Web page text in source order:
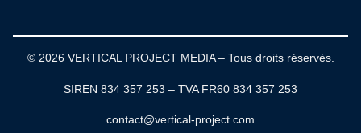
© 2026 VERTICAL PROJECT MEDIA – Tous droits réservés.
SIREN 834 357 253 – TVA FR60 834 357 253
contact@vertical-project.com